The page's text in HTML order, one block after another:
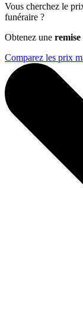
Vous cherchez le
funéraire ?
Obtenez une remise
Comparez les prix